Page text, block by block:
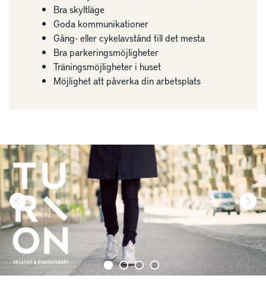
Bra skyltläge
Goda kommunikationer
Gång- eller cykelavstånd till det mesta
Bra parkeringsmöjligheter
Träningsmöjligheter i huset
Möjlighet att påverka din arbetsplats